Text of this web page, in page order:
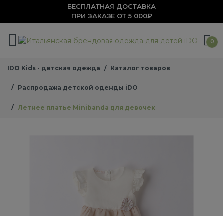
БЕСПЛАТНАЯ ДОСТАВКА
ПРИ ЗАКАЗЕ ОТ 5 000₽
0
IDO Kids - детская одежда Каталог товаров
Распродажа детской одежды iDO
Летнее платье Minibanda для девочек